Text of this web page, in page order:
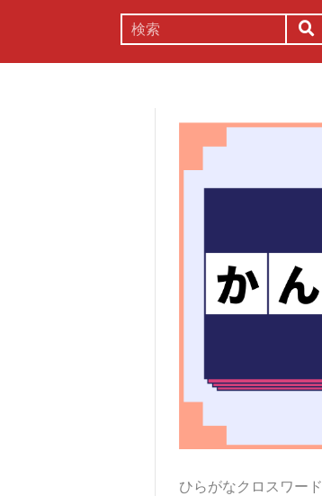
ひらがなクロスワード